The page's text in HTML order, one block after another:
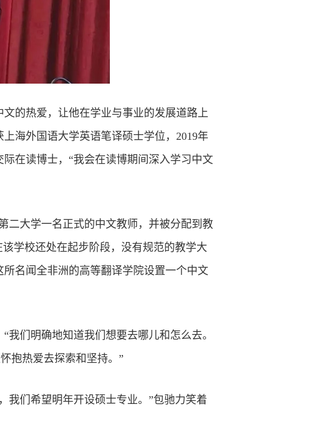
的热爱，让他在学业与事业的发展道路上
海外国语大学英语笔译硕士学位，2019年
在读博士，“我会在读博期间深入学习中文
二大学一名正式的中文教师，并被分配到教
学校还处在起步阶段，没有规范的教学大
名闻全非洲的高等翻译学院设置一个中文
们明确地知道我们想要去哪儿和怎么去。
抱热爱去探索和坚持。”
我们希望明年开设硕士专业。”包驰力笑着